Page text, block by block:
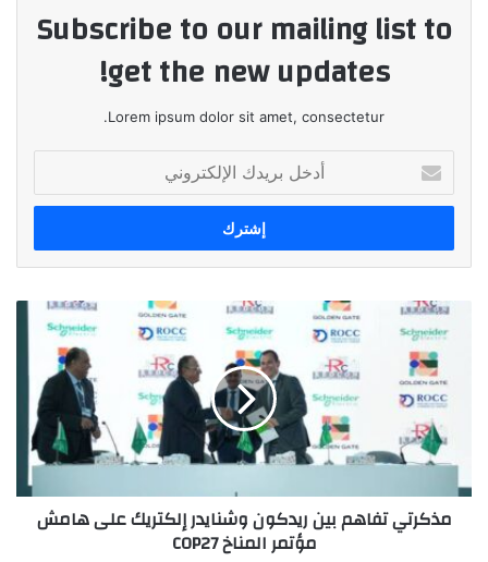
Subscribe to our mailing list to
get the new updates!
Lorem ipsum dolor sit amet, consectetur.
بريدك
الإلكتروني
مذكرتي
تفاهم
ريدكون
وشنايدر
إلكتريك
هامش
مؤتمر
المناخمذكرتي تفاهم بين ريدكون وشنايدر إلكتريك على هامش
مؤتمر المناخ COP27